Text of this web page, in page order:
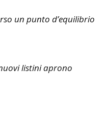
un punto d’equilibrio
listini aprono